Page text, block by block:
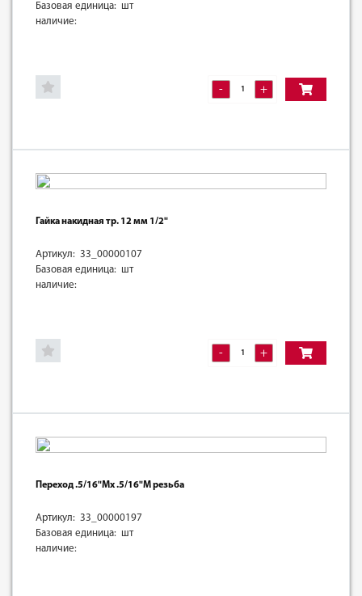
Базовая единица: шт
наличие:
- +
Гайка накидная тр. 12 мм 1/2"
Артикул: 33_00000107
Базовая единица: шт
наличие:
- +
Переход .5/16"Mх .5/16"M резьба
Артикул: 33_00000197
Базовая единица: шт
наличие: